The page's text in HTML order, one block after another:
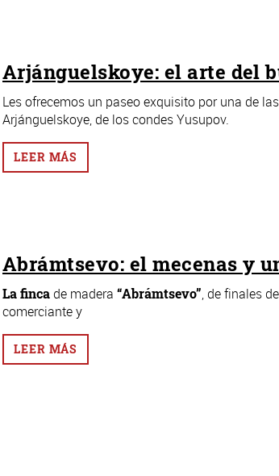
Arjánguelskoye: el arte del
Les ofrecemos un paseo exquisito por una de
Arjánguelskoye, de los condes Yusupov.
LEER MÁS
Abrámtsevo: el mecenas y
La fincade madera “Abrámtsevo”, de finales
comerciante y
LEER MÁS